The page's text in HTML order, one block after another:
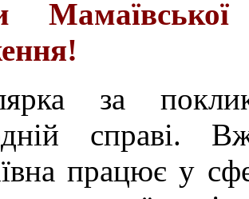
за
справі.
працює у